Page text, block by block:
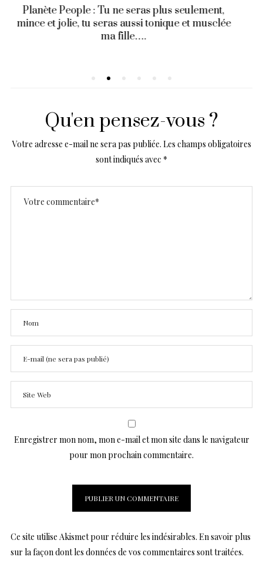
Et si je ne monétisais pas mon blog ?
Qu'en pensez-vous ?
Votre adresse e-mail ne sera pas publiée. Les champs obligatoires
sont indiqués avec *
Enregistrer mon nom, mon e-mail et mon site dans le navigateur
pour mon prochain commentaire.
Ce site utilise Akismet pour réduire les indésirables. En savoir plus
sur la façon dont les données de vos commentaires sont traitées.